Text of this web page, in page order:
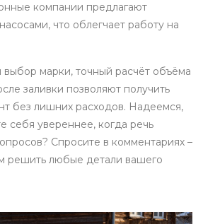
компании предлагают
что облегчает работу на
выбор марки, точный расчёт объёма
заливки позволяют получить
без лишних расходов. Надеемся,
себя увереннее, когда речь
Спросите в комментариях –
решить любые детали вашего